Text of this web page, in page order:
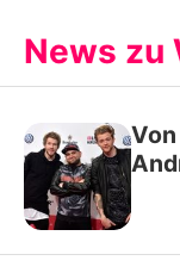
News zu